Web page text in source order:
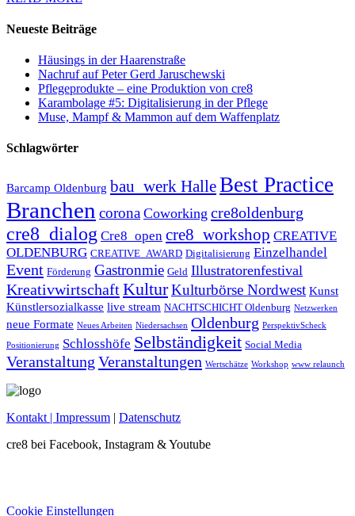
Neueste Beiträge
Häusings in der Haarenstraße
Nachruf auf Peter Gerd Jaruschewski
Pflegeprodukte – eine Produktion von cre8
Karambolage #5: Digitalisierung in der Pflege
Muse, Mampf & Mammon auf dem Waffenplatz
Schlagwörter
Barcamp Oldenburg bau_werk HalleBest Practice
Branchen corona Coworking cre8oldenburg
cre8_dialog Cre8_open cre8_workshop CREATIVE
OLDENBURG CREATIVE_AWARD Digitalisierung Einzelhandel
Event Förderung Gastronmie Geld Illustratorenfestival
KreativwirtschaftKulturKulturbörse Nordwest Kunst
Künstlersozialkasse live stream NACHTSCHICHT Oldenburg Netzwerken
neue Formate Neues Arbeiten Niedersachsen Oldenburg PerspektivScheck
Positionierung Schlosshöfe Selbständigkeit Social Media
Veranstaltung Veranstaltungen Wertschätze Workshop www relaunch
Kontakt | Impressum | Datenschutz
cre8 bei Facebook, Instagram & Youtube
Cookie Einstellungen